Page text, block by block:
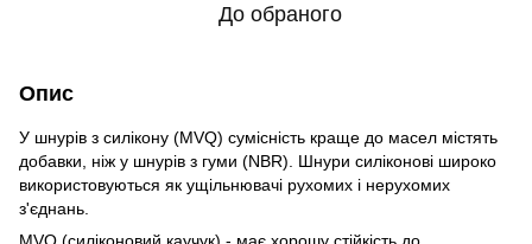
До обраного
Опис
У шнурів з силікону (MVQ) сумісність краще до масел містять
добавки, ніж у шнурів з гуми (NBR). Шнури силіконові широко
використовуються як ущільнювачі рухомих і нерухомих
з'єднань.
MVQ (силіконовий каучук) - має хорошу стійкість до